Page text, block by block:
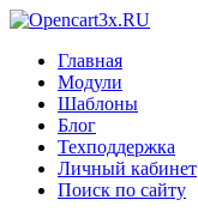
Главная
Модули
Шаблоны
Блог
Техподдержка
Личный кабинет
Поиск по сайту